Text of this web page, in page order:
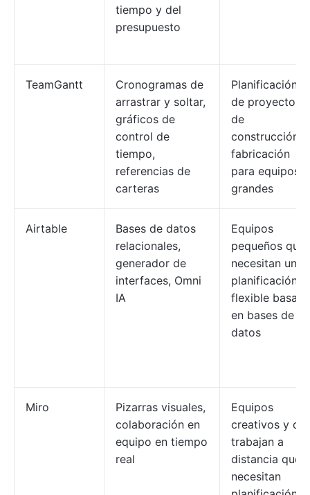
tiempo y del
presupuesto
TeamGantt
Cronogramas de
arrastrar y soltar,
gráficos de
control de
tiempo,
referencias de
carteras
Planificación
de proyectos
de
construcción y
fabricación
para equipos
grandes
Airtable
Bases de datos
relacionales,
generador de
interfaces, Omni
IA
Equipos
pequeños que
necesitan una
planificación
flexible basada
en bases de
datos
Miro
Pizarras visuales,
colaboración en
equipo en tiempo
real
Equipos
creativos y
trabajan a
distancia que
necesitan